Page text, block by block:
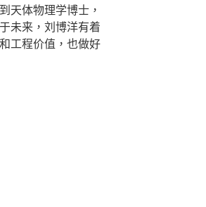
天体物理学博士，
未来，刘博洋有着
工程价值，也做好